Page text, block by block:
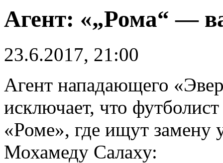
Агент: «„Рома“ —
23.6.2017, 21:00
Агент нападающего
исключает, что
«Роме», где ищут
Мохамеду Салаху: